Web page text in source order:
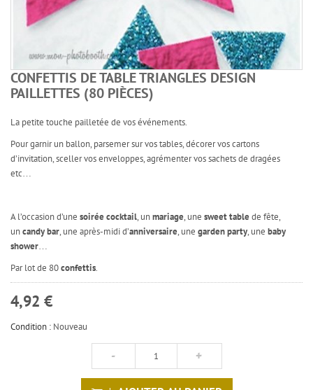
CONFETTIS DE TABLE TRIANGLES DESIGN
PAILLETTES (80 PIÈCES)
La petite touche pailletée de vos événements.
Pour garnir un ballon, parsemer sur vos tables, décorer vos cartons
d’invitation, sceller vos enveloppes, agrémenter vos sachets de dragées
etc…
A l’occasion d’une soirée cocktail, unmariage, une sweet table de fête,
uncandy bar, une après-midi d’anniversaire, une garden party, une baby
shower…
Par lot de 80confettis.
4,92 €
Condition : Nouveau